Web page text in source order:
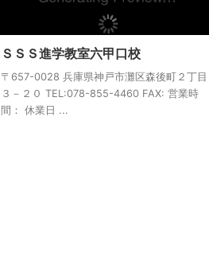
ＳＳＳ進学教室六甲口校
〒657-0028 兵庫県神戸市灘区森後町２丁目
３－２０ TEL:078-855-4460 FAX: 営業時
間： 休業日 ...